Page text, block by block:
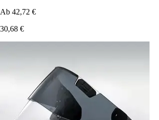
Ab 42,72 €
30,68 €